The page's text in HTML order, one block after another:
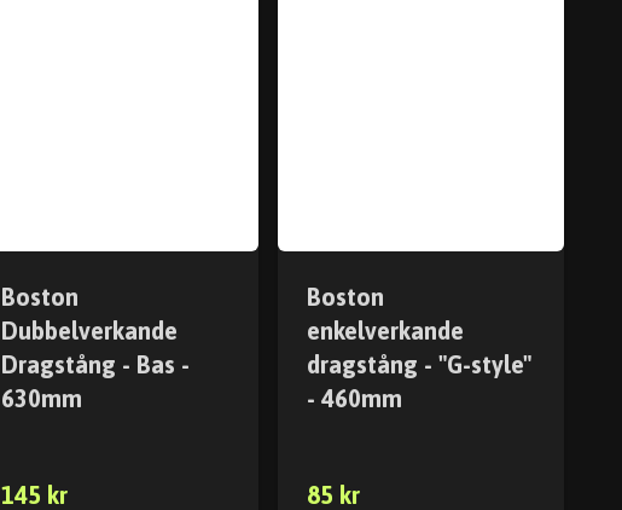
Boston
Dubbelverkande
Dragstång - Bas -
630mm
145 kr
Boston
enkelverkande
dragstång - "G-style"
- 460mm
85 kr